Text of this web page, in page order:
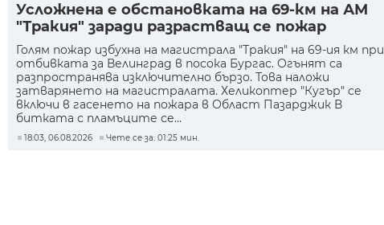
Усложнена е обстановката на 69-км на АМ
"Тракия" заради разрастващ се пожар
Голям пожар избухна на магистрала "Тракия" на 69-ия км при
отбивката за Велинград в посока Бургас. Огънят са
разпространява изключително бързо. Това наложи
затварянето на магистралата. Хеликоптер "Кугър" се
включи в гасенето на пожара в Област Пазарджик В
битката с пламъците се...
18:03, 06.08.2026 Чете се за: 01:25 мин.